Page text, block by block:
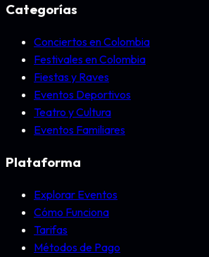
Categorías
Conciertos en Colombia
Festivales en Colombia
Fiestas y Raves
Eventos Deportivos
Teatro y Cultura
Eventos Familiares
Plataforma
Explorar Eventos
Cómo Funciona
Tarifas
Métodos de Pago